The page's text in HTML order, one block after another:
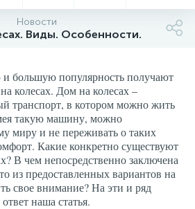
Новости
Виды. Особенности.
большую популярность получают
колесах. Дом на колесах –
транспорт, в котором можно жить
такую машину, можно
миру и не переживать о таких
Какие конкретно существуют
В чем непосредственно заключена
из предоставленных вариантов на
свое внимание? На эти и ряд
наша статья.
части